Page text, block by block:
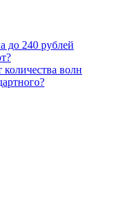
до 240 рублей
волн